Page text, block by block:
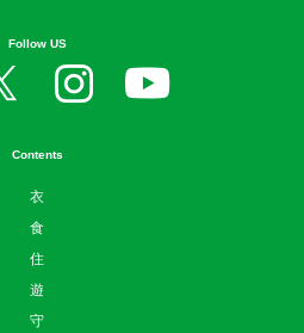
Follow US
Contents
衣
食
住
遊
守